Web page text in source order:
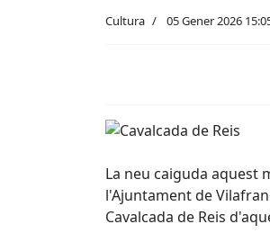
Cultura 05 Gener 2026
La neu caiguda aquest
l'Ajuntament de
Cavalcada de Reis